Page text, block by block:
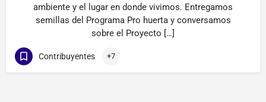
ambiente y el lugar en donde vivimos. Entregamos
semillas del Programa Pro huerta y conversamos
sobre el Proyecto […]
Contribuyentes +7